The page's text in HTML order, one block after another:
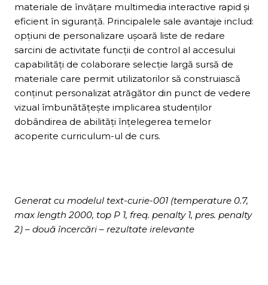
materiale de învățare multimedia interactive rapid și
eficient în siguranță. Principalele sale avantaje includ:
opțiuni de personalizare ușoară liste de redare
sarcini de activitate funcții de control al accesului
capabilități de colaborare selecție largă sursă de
materiale care permit utilizatorilor să construiască
conținut personalizat atrăgător din punct de vedere
vizual îmbunătățește implicarea studenților
dobândirea de abilități înțelegerea temelor
acoperite curriculum-ul de curs.
Generat cu modelul text-curie-001 (temperature 0.7,
max length 2000, top P 1, freq. penalty 1, pres. penalty
2) – două încercări – rezultate irelevante